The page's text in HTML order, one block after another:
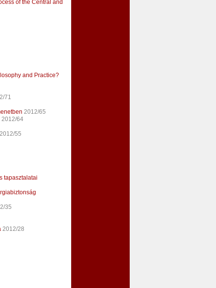
of the Central and
and Practice?
71
2012/65
2012/64
2012/55
tapasztalatai
35
2012/28